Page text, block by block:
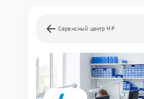
Сервисный центр HP